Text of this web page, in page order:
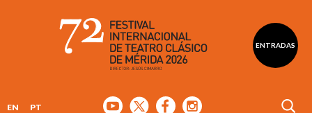
ENTRADAS
EN PT